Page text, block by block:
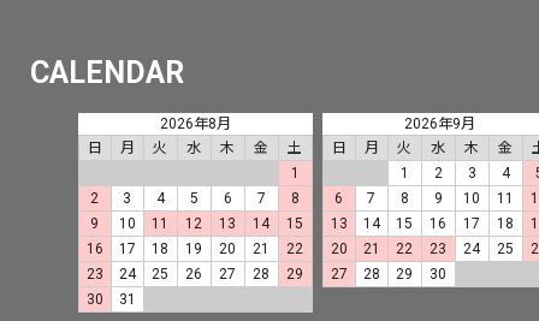
CALENDAR
2026年8月
日
月 火 水 木 金
土
1
2
3 4 5 6 7
8
9
10 11 12 13 14
15
16
17 18 19 20 21
22
23
24 25 26 27 28
29
30
31
2026年9月
日
月 火 水 木 金
1
2 3 4
6
7 8 9 10 11
13
14 15 16 17 18
20
21 22 23 24 25
27
28 29 30